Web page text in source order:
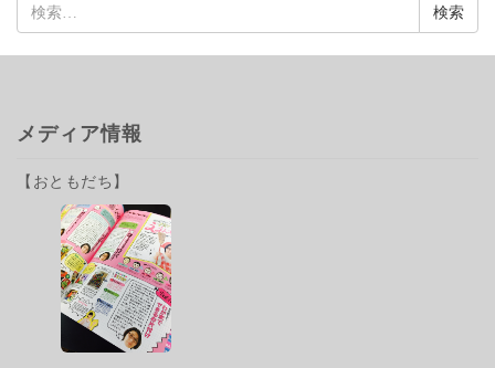
メディア情報
【おともだち】